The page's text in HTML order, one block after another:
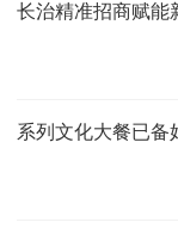
长治精准招商赋能
系列文化大餐已备